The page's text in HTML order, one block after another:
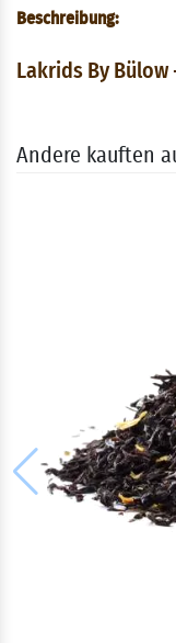
Beschreibung:
Lakrids By
Andere kauften